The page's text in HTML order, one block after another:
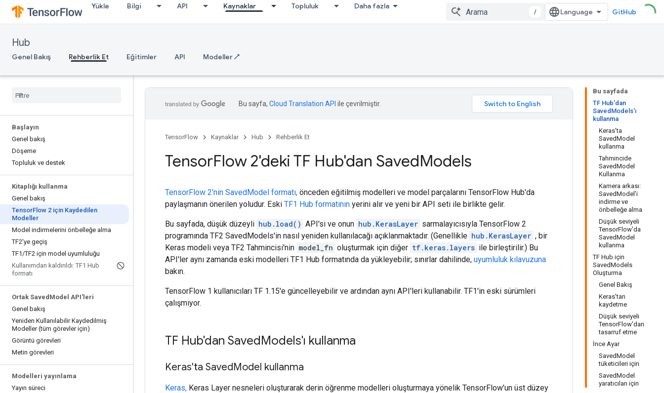
Yükle Bilgi API Kaynaklar Topluluk Daha fazla
/ GitHub
Hub
Genel Bakış Rehberlik Et Eğitimler API Modeller ↗
Başlayın
Genel bakış
Döşeme
Topluluk ve destek
Kitaplığı kullanma
Genel bakış
TensorFlow 2 için Kaydedilen
Modeller
Model indirmelerini önbelleğe alma
TF2'ye geçiş
TF1/TF2 için model uyumluluğu
Kullanımdan kaldırıldı: TF1 Hub
formatı
Ortak Saved Model API'leri
Genel bakış
Yeniden Kullanılabilir Kaydedilmiş
Modeller (tüm görevler için)
Görüntü görevleri
Metin görevleri
Modelleri yayınlama
Yayın süreci
Bu sayfada
TF Hub'dan
SavedModels'ı
kullanma
Keras'ta
SavedModel
kullanma
Tahmincide
SavedModel
Kullanma
Kamera arkası:
SavedModel'i
indirme ve
önbelleğe alma
Düşük seviyeli
TensorFlow'da
SavedModel
kullanma
TF Hub için
SavedModels
Oluşturma
Genel Bakış
Keras'tan
kaydetme
Düşük seviyeli
TensorFlow'dan
tasarruf etme
İnce Ayar
SavedModel
tüketicileri için
SavedModel
yaratıcıları için
Bu sayfa, Cloud Translation API ile çevrilmiştir.
TensorFlow Kaynaklar Hub Rehberlik Et
TensorFlow 2'deki TF Hub'dan SavedModels
TensorFlow 2'nin SavedModel formatı, önceden eğitilmiş modelleri ve model parçalarını TensorFlow Hub'da
paylaşmanın önerilen yoludur. Eski TF1 Hub formatının yerini alır ve yeni bir API seti ile birlikte gelir.
Bu sayfada, düşük düzeyli hub.load() API'si ve onun hub.KerasLayer sarmalayıcısıyla TensorFlow 2
programında TF2 SavedModels'in nasıl yeniden kullanılacağı açıklanmaktadır. (Genellikle hub.KerasLayer , bir
Keras modeli veya TF2 Tahmincisi'nin model_fn oluşturmak için diğer tf.keras.layers ile birleştirilir.) Bu
API'ler aynı zamanda eski modelleri TF1 Hub formatında da yükleyebilir; sınırlar dahilinde, uyumluluk kılavuzuna
bakın.
TensorFlow 1 kullanıcıları TF 1.15'e güncelleyebilir ve ardından aynı API'leri kullanabilir. TF1'in eski sürümleri
çalışmıyor.
TF Hub'dan SavedModels'ı kullanma
Keras'ta SavedModel kullanma
Keras, Keras Layer nesneleri oluşturarak derin öğrenme modelleri oluşturmaya yönelik TensorFlow'un üst düzey